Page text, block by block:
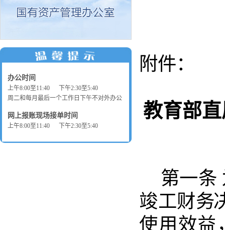
办公时间
上午8:00至11:40 下午2:30至5:40
周二和每月最后一个工作日下午不对外办公
网上报账现场接单时间
上午8:00至11:40 下午2:30至5:40
附件：
教育部
第一条
竣工财务
使用效益